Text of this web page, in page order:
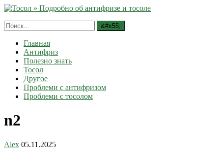
Главная
Антифриз
Полезно знать
Тосол
Другое
Проблеми с антифризом
Проблеми с тосолом
n2
Alex 05.11.2025